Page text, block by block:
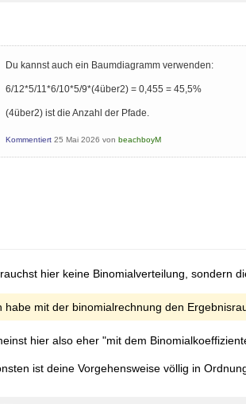
Du kannst auch ein Baumdiagramm verwenden:
6/12*5/11*6/10*5/9*(4über2) = 0,455 = 45,5%
(4über2) ist die Anzahl der Pfade.
Kommentiert 25 Mai 2026 von beachboyM
hier keine Binomialverteilung, sondern
habe mit der binomialrechnung den
hier also eher "mit dem
ist deine Vorgehensweise völlig in